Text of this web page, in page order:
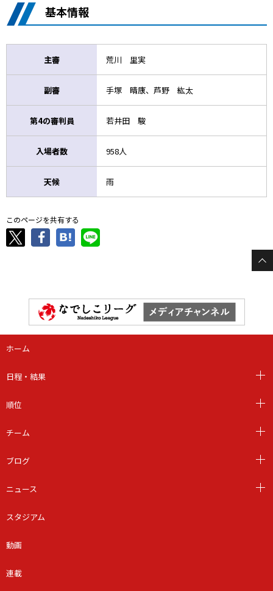
基本情報
主審 荒川 里実
副審 手塚 晴康、芦野 紘太
第4の審判員 若井田 駿
入場者数 958人
天候 雨
このページを共有する
ホーム
日程・結果
順位
チーム
ブログ
ニュース
スタジアム
動画
連載